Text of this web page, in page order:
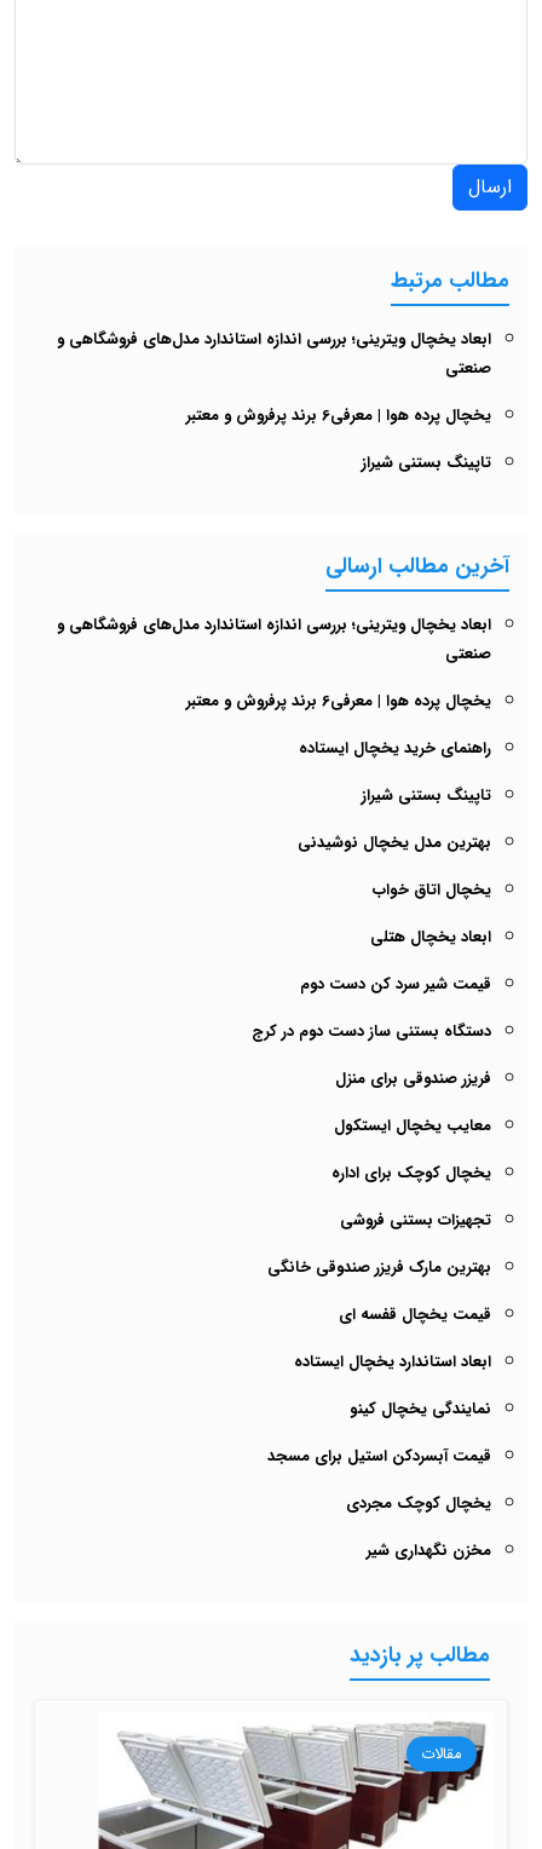
ارسال
مطالب مرتبط
ابعاد یخچال ویترینی؛ بررسی اندازه استاندارد مدل‌های فروشگاهی و
صنعتی
یخچال پرده هوا | معرفی6 برند پرفروش و معتبر
تاپینگ بستنی شیراز
آخرین مطالب ارسالی
ابعاد یخچال ویترینی؛ بررسی اندازه استاندارد مدل‌های فروشگاهی و
صنعتی
یخچال پرده هوا | معرفی6 برند پرفروش و معتبر
راهنمای خرید یخچال ایستاده
تاپینگ بستنی شیراز
بهترین مدل یخچال نوشیدنی
یخچال اتاق خواب
ابعاد یخچال هتلی
قیمت شیر سرد کن دست دوم
دستگاه بستنی ساز دست دوم در کرج
فریزر صندوقی برای منزل
معایب یخچال ایستکول
یخچال کوچک برای اداره
تجهیزات بستنی فروشی
بهترین مارک فریزر صندوقی خانگی
قیمت یخچال قفسه ای
ابعاد استاندارد یخچال ایستاده
نمایندگی یخچال کینو
قیمت آبسردکن استیل برای مسجد
یخچال کوچک مجردی
مخزن نگهداری شیر
مطالب پر بازدید
مقالات